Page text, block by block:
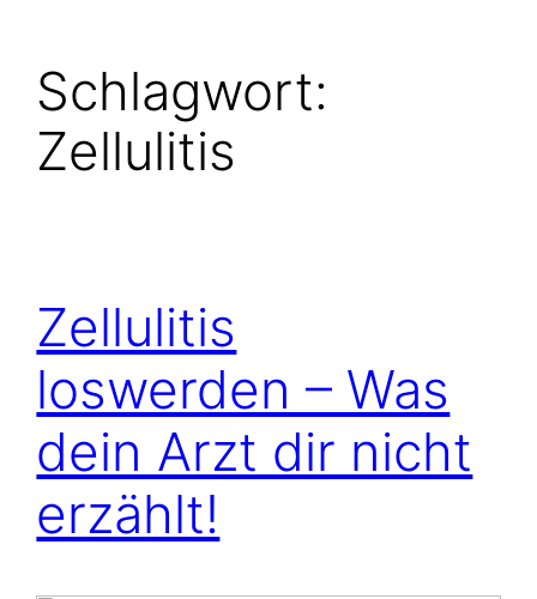
Schlagwort:
Zellulitis
Zellulitis
loswerden – Was
dein Arzt dir nicht
erzählt!